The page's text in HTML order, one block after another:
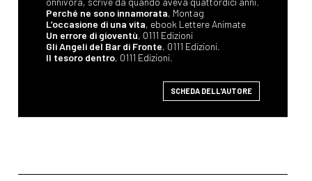
Perché ne sono innamorata, Montag
L’occasione di una vita, ebook Lettere Animate
Un errore di gioventù, 0111 Edizioni
Gli Angeli del Bar di Fronte, 0111 Edizioni.
Il tesoro dentro, 0111 Edizioni.
SCHEDA DELL'AUTORE